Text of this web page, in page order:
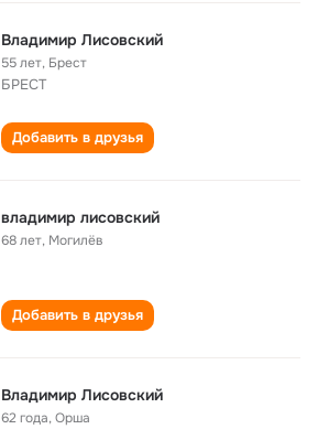
Владимир Лисовский
55 лет, Брест
БРЕСТ
Добавить в друзья
владимир лисовский
68 лет, Могилёв
Добавить в друзья
Владимир Лисовский
62 года,Орша